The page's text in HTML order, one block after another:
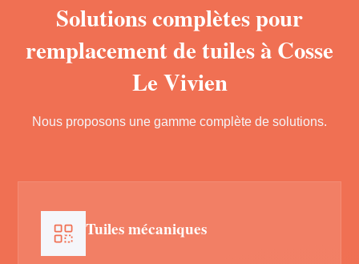
Solutions complètes pour
remplacement de tuiles à Cosse
Le Vivien
Nous proposons une gamme complète de solutions.
Tuiles mécaniques